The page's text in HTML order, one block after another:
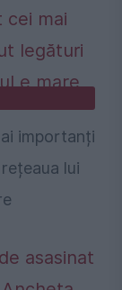
importanți
lui